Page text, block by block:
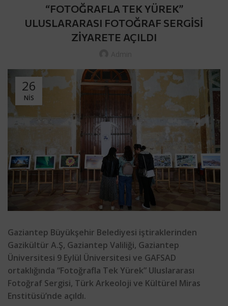
“FOTOĞRAFLA TEK YÜREK”
ULUSLARARASI FOTOĞRAF SERGİSİ
ZİYARETE AÇILDI
26
NIS
Gaziantep Büyükşehir Belediyesi iştiraklerinden
Gazikültür A.Ş, Gaziantep Valiliği, Gaziantep
Üniversitesi 9 Eylül Üniversitesi ve GAFSAD
ortaklığında “Fotoğrafla Tek Yürek” Uluslararası
Fotoğraf Sergisi, Türk Arkeoloji ve Kültürel Miras
Enstitüsü’nde açıldı.